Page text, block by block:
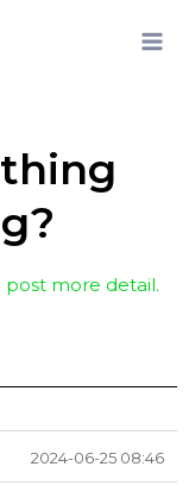
post more detail.
2024-06-25 08:46